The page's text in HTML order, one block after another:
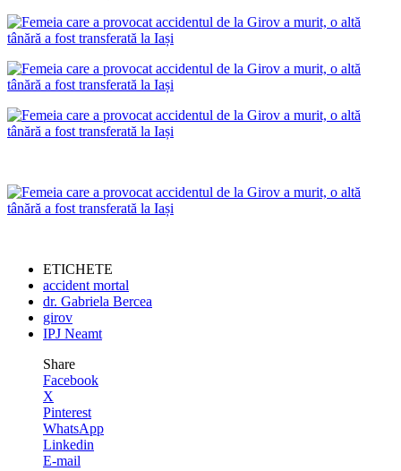
ETICHETE
accident mortal
dr. Gabriela Bercea
girov
IPJ Neamt
Share
Facebook
X
Pinterest
WhatsApp
Linkedin
E-mail